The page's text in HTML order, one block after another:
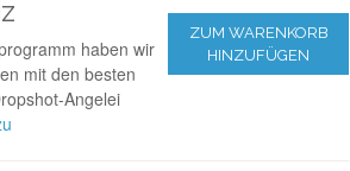
ZUM WARENKORB
HINZUFÜGEN
haben wir
mit den besten
Angelei